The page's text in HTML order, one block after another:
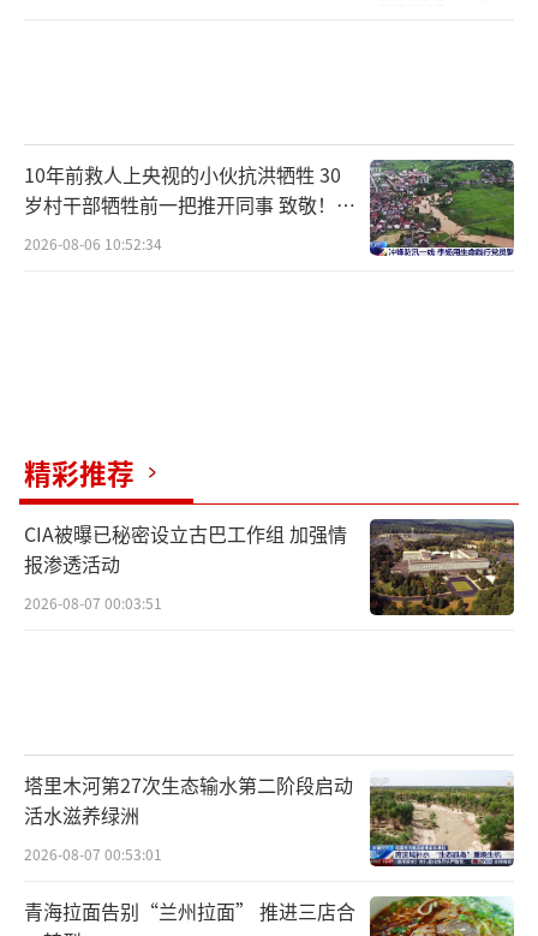
10年前救人上央视的小伙抗洪牺牲 30
岁村干部牺牲前一把推开同事 致敬！送
别！
2026-08-06 10:52:34
精彩推荐
CIA被曝已秘密设立古巴工作组 加强情
报渗透活动
2026-08-07 00:03:51
塔里木河第27次生态输水第二阶段启动
活水滋养绿洲
2026-08-07 00:53:01
青海拉面告别“兰州拉面” 推进三店合